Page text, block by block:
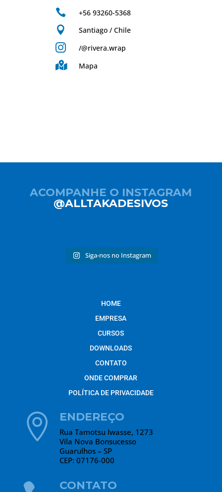
 +56 93260-5368
 Santiago / Chile
 /@rivera.wrap
 Mapa
ACOMPANHE O INSTAGRAM
@ALLTAKADESIVOS
Siga-nos no Instagram
HOME
EMPRESA
CURSOS
DOWNLOADS
CONTATO
ONDE COMPRAR
POLÍTICA DE PRIVACIDADE
 ENDEREÇO
Rua Tamotsu Iwasse, 1273
Vila Nova Bonsucesso
Guarulhos – SP
CEP: 07176-000
CONTATO